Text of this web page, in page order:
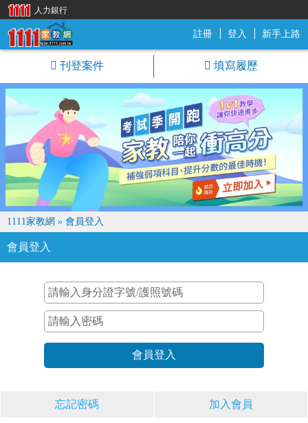
註冊 登入 新手上路
刊登案件 填寫履歷
1111家教網 » 會員登入
會員登入
忘記密碼 加入會員
人力銀行